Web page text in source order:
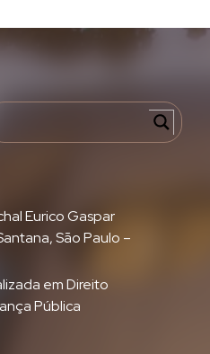
Eurico Gaspar
São Paulo –
em Direito
Pública